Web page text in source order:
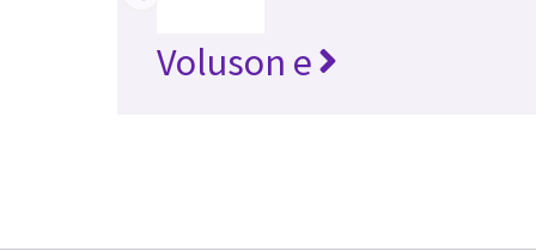
Voluson e